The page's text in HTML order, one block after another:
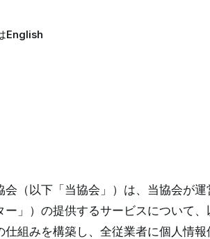
English
（以下「当協会」）は、当協会が運
」）の提供するサービスについて、
組みを構築し、全従業者に個人情報